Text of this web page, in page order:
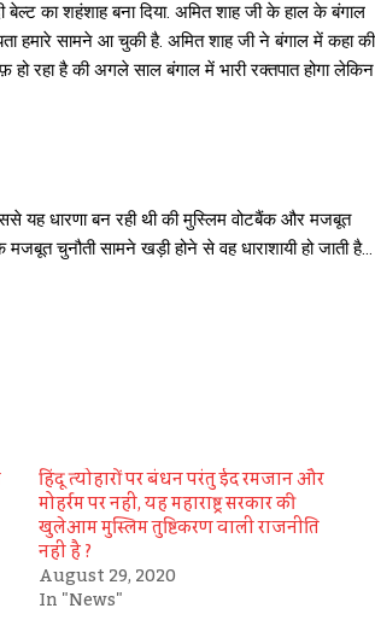
बेल्ट का शहंशाह बना दिया. अमित शाह जी के हाल के बंगाल
हमारे सामने आ चुकी है. अमित शाह जी ने बंगाल में कहा की
रहा है की अगले साल बंगाल में भारी रक्तपात होगा लेकिन
यह धारणा बन रही थी की मुस्लिम वोटबैंक और मजबूत
चुनौती सामने खड़ी होने से वह धाराशायी हो जाती है…
हिंदू त्योहारों पर बंधन परंतु ईद रमजान और
मोहर्रम पर नहीं, यह महाराष्ट्र सरकार की
खुलेआम मुस्लिम तुष्टिकरण वाली राजनीति
नहीं है ?
August 29, 2020
In "News"